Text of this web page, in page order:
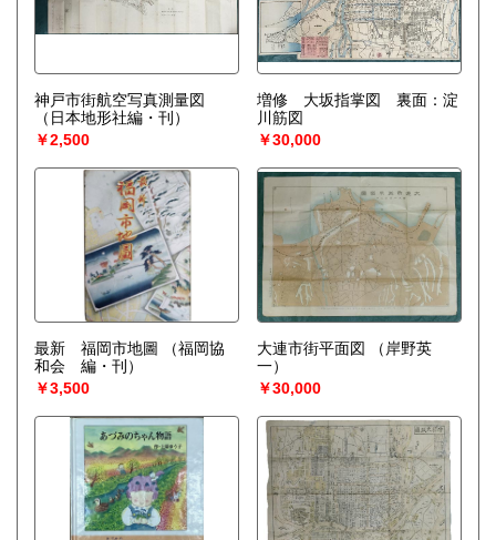
神戸市街航空写真測量図
（日本地形社編・刊）
￥2,500
増修 大坂指掌図 裏面：淀
川筋図
￥30,000
最新 福岡市地圖
（福岡協
和会 編・刊）
￥3,500
大連市街平面図
（岸野英
一）
￥30,000